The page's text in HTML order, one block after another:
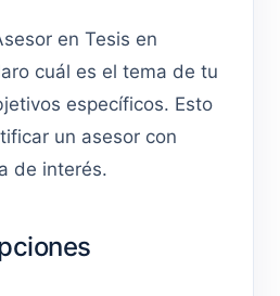
en Tesis en
cuál es el tema de tu
específicos. Esto
un asesor con
de interés.